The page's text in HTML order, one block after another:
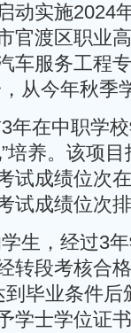
实施2024
官渡区职业
车服务工程
从今年秋季
在中职学
培养。该项
试成绩位次
试成绩位次
生，经过3
转段考核合
毕业条件
学士学位证